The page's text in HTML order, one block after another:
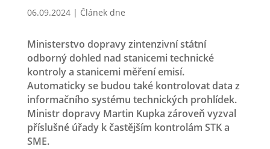
06.09.2024| Článek dne
Ministerstvo dopravy zintenzivní státní
odborný dohled nad stanicemi technické
kontroly a stanicemi měření emisí.
Automaticky se budou také kontrolovat data z
informačního systému technických prohlídek.
Ministr dopravy Martin Kupka zároveň vyzval
příslušné úřady k častějším kontrolám STK a
SME.